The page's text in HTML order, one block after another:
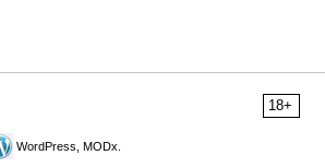
18+
WordPress, MODx.